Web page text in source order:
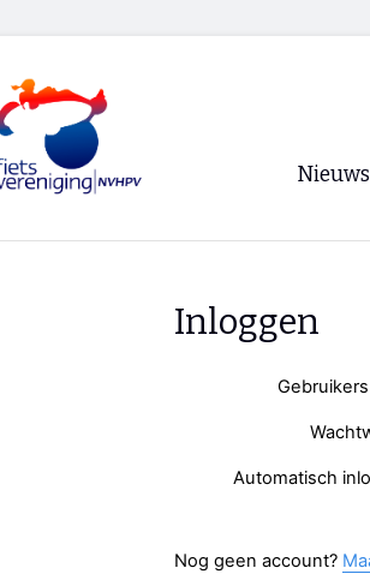
Nieuws
Inloggen
Automatisch
Nog geen account?